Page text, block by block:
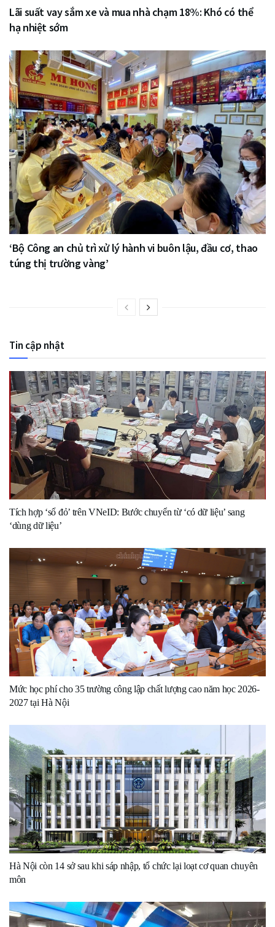
Lãi suất vay sắm xe và mua nhà chạm 18%: Khó có thể
hạ nhiệt sớm
‘Bộ Công an chủ trì xử lý hành vi buôn lậu, đầu cơ, thao
túng thị trường vàng’
Tin cập nhật
Tích hợp ‘sổ đỏ’ trên VNeID: Bước chuyển từ ‘có dữ liệu’ sang
‘dùng dữ liệu’
Mức học phí cho 35 trường công lập chất lượng cao năm học 2026-
2027 tại Hà Nội
Hà Nội còn 14 sở sau khi sáp nhập, tổ chức lại loạt cơ quan chuyên
môn